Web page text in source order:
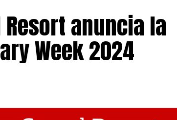
anuncia la
Week 2024